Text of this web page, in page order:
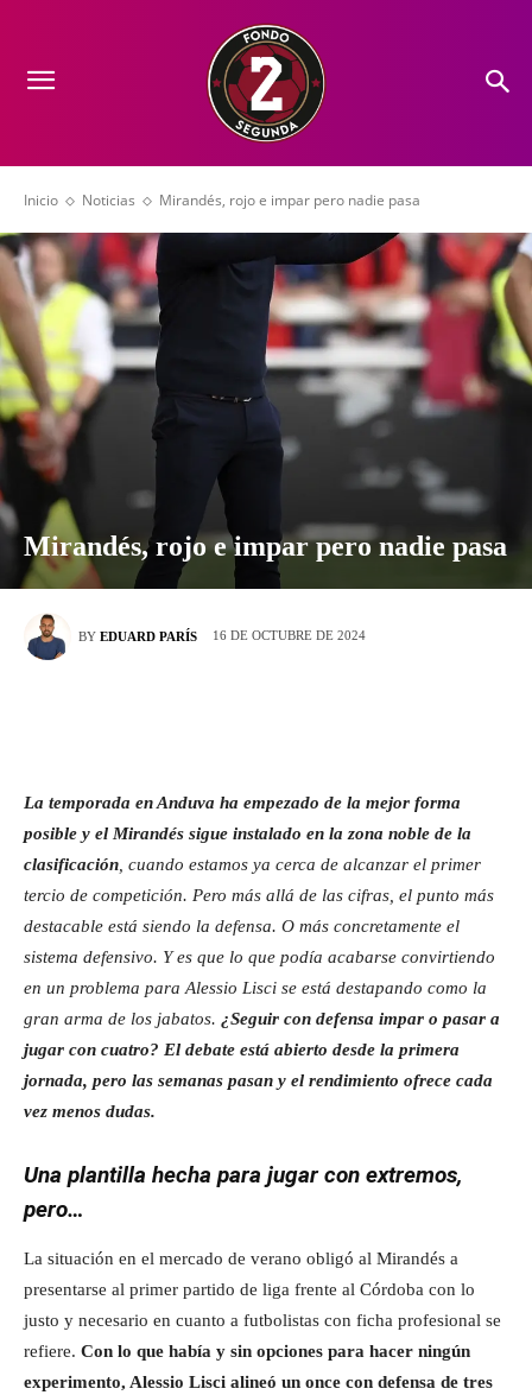
Inicio Noticias Mirandés, rojo e impar pero nadie pasa
Mirandés, rojo e impar pero nadie pasa
BY EDUARD PARÍS 16 DE OCTUBRE DE 2024
La temporada en Anduva ha empezado de la mejor forma
posible y el Mirandés sigue instalado en la zona noble de la
clasificación , cuando estamos ya cerca de alcanzar el primer
tercio de competición. Pero más allá de las cifras, el punto más
destacable está siendo la defensa. O más concretamente el
sistema defensivo. Y es que lo que podía acabarse convirtiendo
en un problema para Alessio Lisci se está destapando como la
gran arma de los jabatos. ¿Seguir con defensa impar o pasar a
jugar con cuatro? El debate está abierto desde la primera
jornada, pero las semanas pasan y el rendimiento ofrece cada
vez menos dudas.
Una plantilla hecha para jugar con extremos,
pero…
La situación en el mercado de verano obligó al Mirandés a
presentarse al primer partido de liga frente al Córdoba con lo
justo y necesario en cuanto a futbolistas con ficha profesional se
refiere. Con lo que había y sin opciones para hacer ningún
experimento, Alessio Lisci alineó un once con defensa de tres